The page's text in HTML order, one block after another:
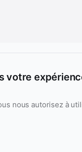
suivre
nous autorisez à